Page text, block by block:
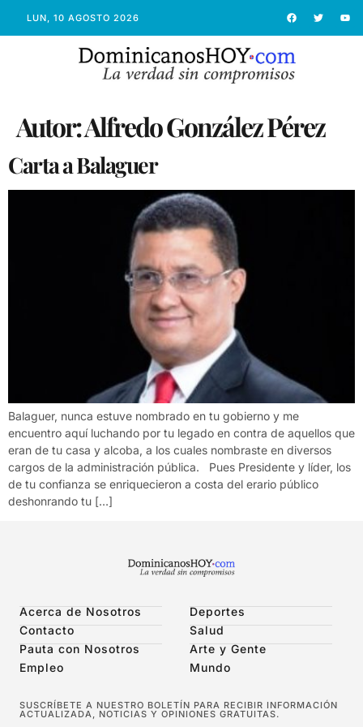
LUN, 10 AGOSTO 2026
Autor:Alfredo González Pérez
Carta a Balaguer
Balaguer, nunca estuve nombrado en tu gobierno y me
encuentro aquí luchando por tu legado en contra de aquellos que
eran de tu casa y alcoba, a los cuales nombraste en diversos
cargos de la administración pública. Pues Presidente y líder, los
de tu confianza se enriquecieron a costa del erario público
deshonrando tu […]
Acerca de Nosotros
Contacto
Pauta con Nosotros
Empleo
Deportes
Salud
Arte y Gente
Mundo
SUSCRÍBETE A NUESTRO BOLETÍN PARA RECIBIR INFORMACIÓN
ACTUALIZADA, NOTICIAS Y OPINIONES GRATUITAS.